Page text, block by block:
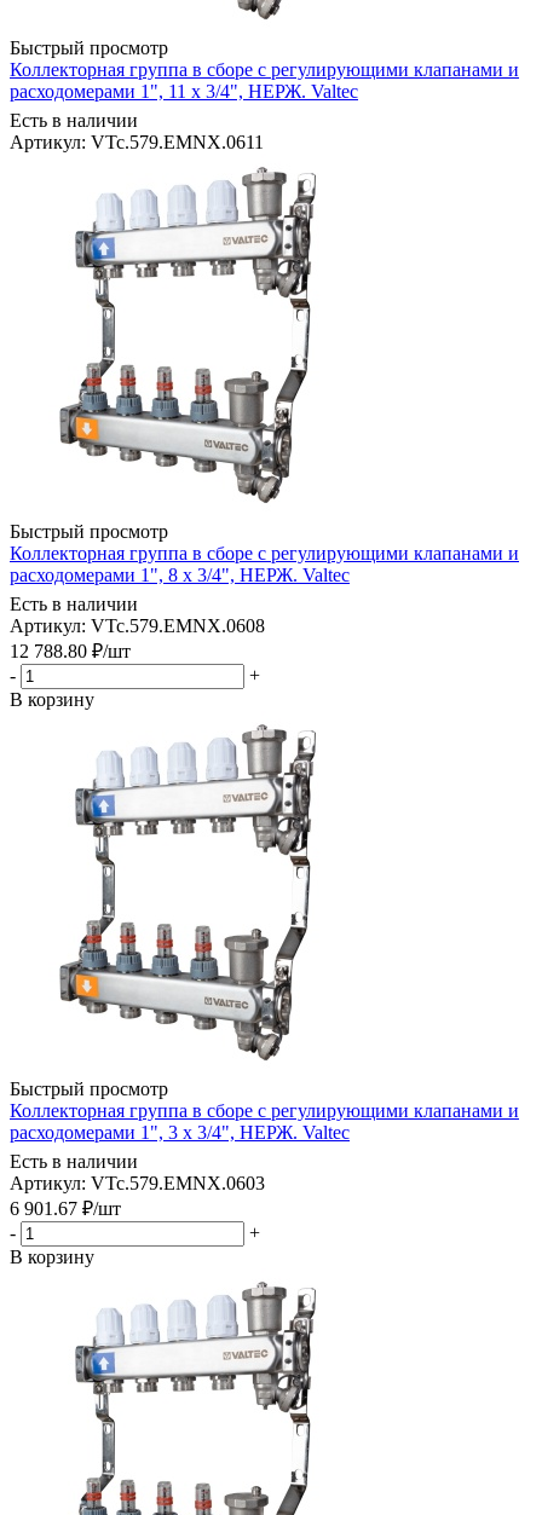
Быстрый просмотр
Коллекторная группа в сборе с регулирующими клапанами и
расходомерами 1", 11 x 3/4", НЕРЖ. Valtec
Есть в наличии
Артикул: VTc.579.EMNX.0611
Быстрый просмотр
Коллекторная группа в сборе с регулирующими клапанами и
расходомерами 1", 8 x 3/4", НЕРЖ. Valtec
Есть в наличии
Артикул: VTc.579.EMNX.0608
12 788.80 ₽/шт
-
+
В корзину
Быстрый просмотр
Коллекторная группа в сборе с регулирующими клапанами и
расходомерами 1", 3 x 3/4", НЕРЖ. Valtec
Есть в наличии
Артикул: VTc.579.EMNX.0603
6 901.67 ₽/шт
-
+
В корзину